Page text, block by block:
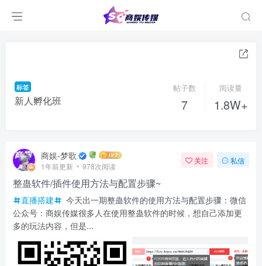
标签
新人孵化班
帖子数
7
阅读量
1.8W+
商娱-梦歌
1年前更新 978次阅读
关注 私信
整蛊软件/插件使用方法与配置步骤~
直播搭建
今天出一期整蛊软件的使用方法与配置步骤：微信
公众号：商娱传媒很多人在使用整蛊软件的时候，想自己添加更
多的玩法内容，但是...